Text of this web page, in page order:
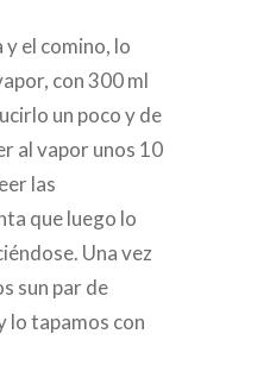
y el comino, lo
con 300 ml
un poco y de
al vapor unos 10
las
que luego lo
Una vez
sun par de
lo tapamos con